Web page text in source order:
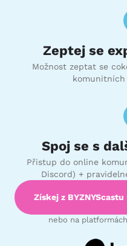
Zeptej se
Možnost zeptat se
komunitních
Spoj se s
Přistup do online
Discord) +
Získej z
nebo na platformách